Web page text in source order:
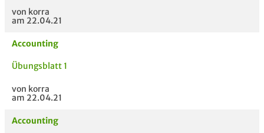
von korra
am 22.04.21
Accounting
Übungsblatt 1
von korra
am 22.04.21
Accounting